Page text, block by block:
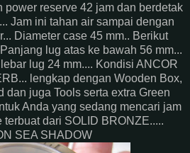
power reserve 42 jam dan berdetak
Jam ini tahan air sampai dengan
Diameter case 45 mm.. Berikut
lug atas ke bawah 56 mm...
lug 24 mm.... Kondisi ANCOR
lengkap dengan Wooden Box,
dan juga Tools serta extra Green
Anda yang sedang mencari jam
dari SOLID BRONZE.....
SEA SHADOW